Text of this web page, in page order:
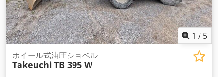
1 / 5
ホイール式油圧ショベル
Takeuchi TB 395 W